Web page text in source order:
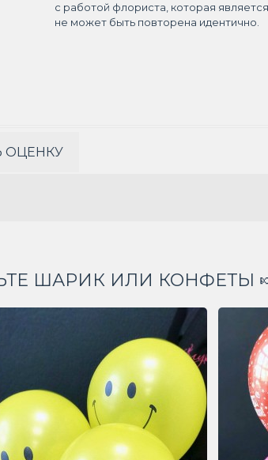
с работой флориста, которая
не может быть повторена идентично.
ОЦЕНКУ
ШАРИК ИЛИ КОНФЕТЫ